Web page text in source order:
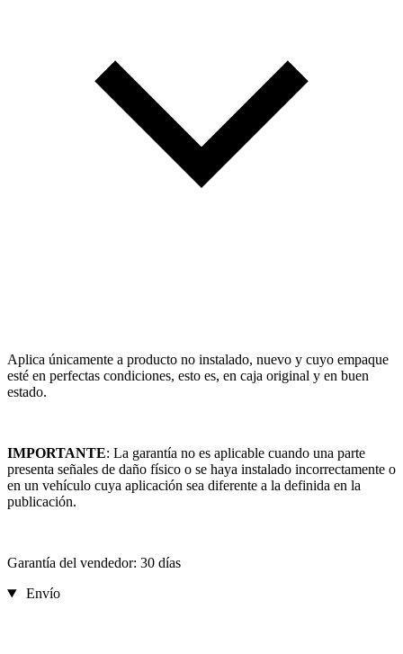
Aplica únicamente a producto no instalado, nuevo y cuyo empaque
esté en perfectas condiciones, esto es, en caja original y en buen
estado.
IMPORTANTE: La garantía no es aplicable cuando una parte
presenta señales de daño físico o se haya instalado incorrectamente o
en un vehículo cuya aplicación sea diferente a la definida en la
publicación.
Garantía del vendedor: 30 días
Envío